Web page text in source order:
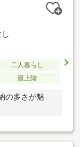
し
二人暮らし
最上階
の多さが魅